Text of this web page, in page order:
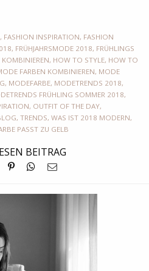
, FASHION INSPIRATION, FASHION
, FRÜHJAHRSMODE 2018, FRÜHLINGS
KOMBINIEREN, HOW TO STYLE, HOW TO
FARBEN KOMBINIEREN, MODE
, MODEFARBE, MODETRENDS 2018,
FRÜHLING SOMMER 2018,
, OUTFIT OF THE DAY,
, TRENDS, WAS IST 2018 MODERN,
PASST ZU GELB
BEITRAG